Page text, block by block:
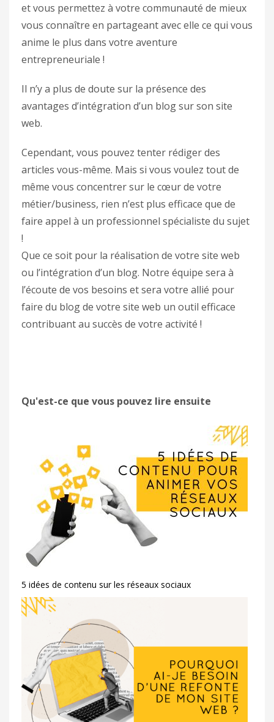
et vous permettez à votre communauté de mieux
vous connaître en partageant avec elle ce qui vous
anime le plus dans votre aventure
entrepreneuriale !
Il n’y a plus de doute sur la présence des
avantages d’intégration d’un blog sur son site
web.
Cependant, vous pouvez tenter rédiger des
articles vous-même. Mais si vous voulez tout de
même vous concentrer sur le cœur de votre
métier/business, rien n’est plus efficace que de
faire appel à un professionnel spécialiste du sujet
!
Que ce soit pour la réalisation de votre site web
ou l’intégration d’un blog. Notre équipe sera à
l’écoute de vos besoins et sera votre allié pour
faire du blog de votre site web un outil efficace
contribuant au succès de votre activité !
Qu'est-ce que vous pouvez lire ensuite
5 idées de contenu sur les réseaux sociaux